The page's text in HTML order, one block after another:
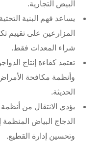
البيض التجارية.
يساعد فهم البنية
المزارعين على تقييم
شراء المعدات فقط.
تعتمد كفاءة إنتاج
وأنظمة مكافحة
الحديثة.
يؤدي الانتقال من
الدجاج البياض
وتحسين إدارة القطيع.